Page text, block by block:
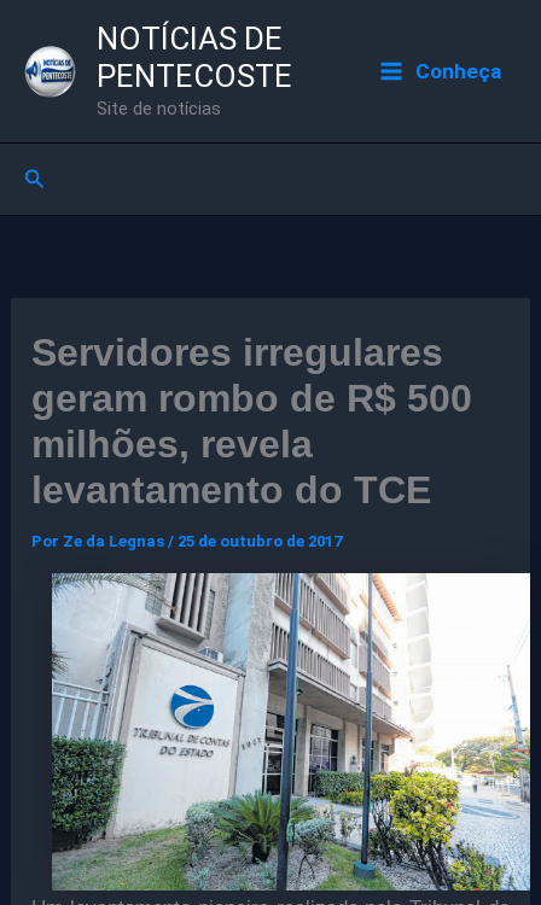
para
NOTÍCIAS DE
PENTECOSTE
Site de notícias
Conheça
Pesquisar
Servidores irregulares
geram rombo de R$ 500
milhões, revela
levantamento do TCE
Por Ze da Legnas/ 25 de outubro de 2017